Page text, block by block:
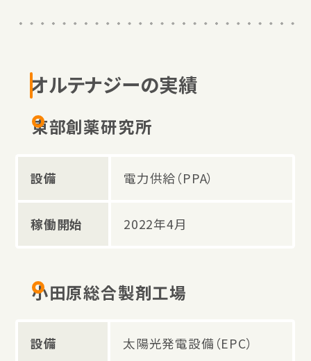
オルテナジーの実績
東部創薬研究所
設備 電力供給（PPA）
稼働開始 2022年4月
小田原総合製剤工場
設備 太陽光発電設備（EPC）